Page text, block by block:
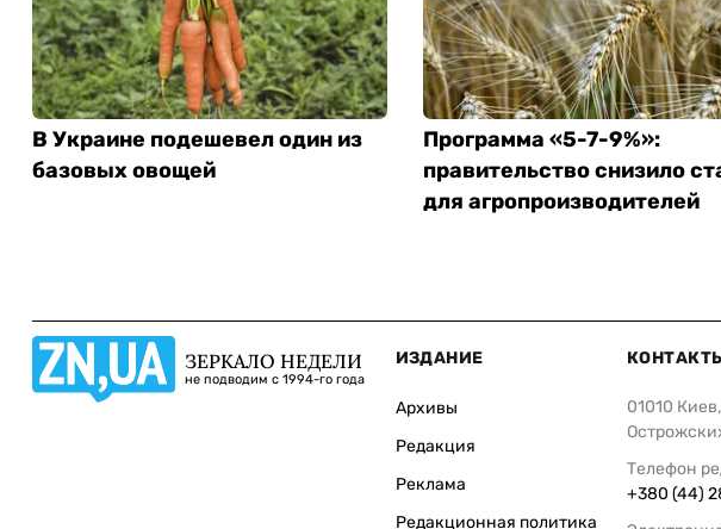
В Украине подешевел один из
базовых овощей
Программа «5-7-9%»:
правительство снизило
для агропроизводителей
ЗЕРКАЛО НЕДЕЛИ
не подводим с 1994-го года
ИЗДАНИЕ
Архивы
Редакция
Реклама
Редакционная политика
01010
Телефон
+380 (44)